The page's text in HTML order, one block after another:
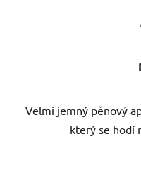
Velmi jemný pěnový
který se hodí